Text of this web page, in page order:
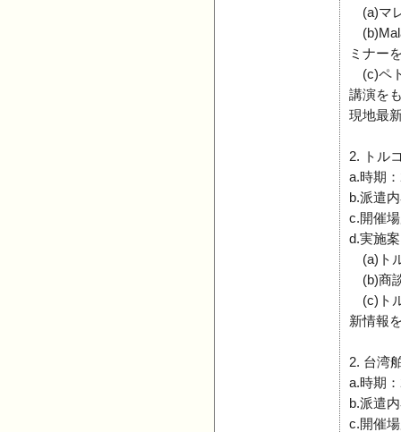
(a)マ
ミナー
(c)ペ
講演を
現地最
2. トル
a.時期
b.派遣
c.開催
d.実施案
(a)ト
(b)商
(c)ト
新情報
2. 台湾
a.時期
b.派遣
c.開催